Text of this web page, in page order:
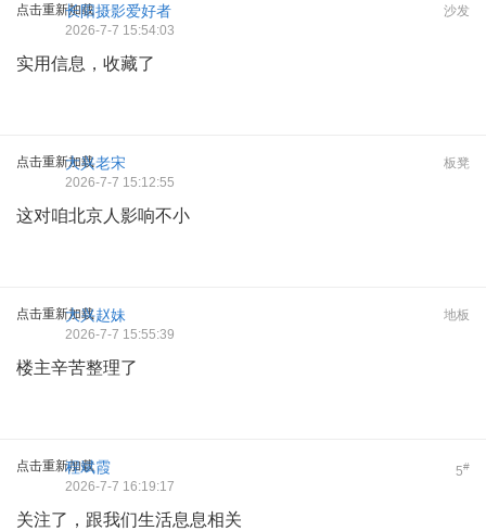
点击重新加载 沙发
长阳摄影爱好者
2026-7-7 15:54:03
实用信息，收藏了
点击重新加载 板凳
大兴老宋
2026-7-7 15:12:55
这对咱北京人影响不小
点击重新加载 地板
大兴赵妹
2026-7-7 15:55:39
楼主辛苦整理了
点击重新加载 5#
程斌霞
2026-7-7 16:19:17
关注了，跟我们生活息息相关